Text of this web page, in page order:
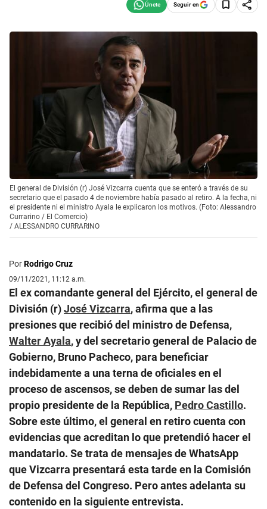
Seguir en
El general de División (r) José Vizcarra cuenta que se enteró a través de su
secretario que el pasado 4 de noviembre había pasado al retiro. A la fecha, ni
el presidente ni el ministro Ayala le explicaron los motivos. (Foto: Alessandro
Currarino / El Comercio)
/ ALESSANDRO CURRARINO
PorRodrigo Cruz
09/11/2021, 11:12 a.m.
El ex comandante general del Ejército, el general de
División (r)José Vizcarra, afirma que a las
presiones que recibió del ministro de Defensa,
Walter Ayala, y del secretario general de Palacio de
Gobierno, Bruno Pacheco, para beneficiar
indebidamente a una terna de oficiales en el
proceso de ascensos, se deben de sumar las del
propio presidente de la República, Pedro Castillo.
Sobre este último, el general en retiro cuenta con
evidencias que acreditan lo que pretendió hacer el
mandatario. Se trata de mensajes de WhatsApp
que Vizcarra presentará esta tarde en la Comisión
de Defensa del Congreso. Pero antes adelanta su
contenido en la siguiente entrevista.